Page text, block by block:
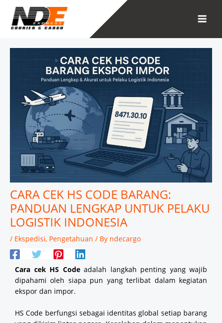
content
CARA CEK HS CODE BARANG:
PANDUAN LENGKAP UNTUK PELAKU
LOGISTIK INDONESIA
/ Ekspedisi, Pengetahuan / By ndecargo
Cara cek HS Codeadalah langkah penting yang wajib
dipahami oleh siapa pun yang terlibat dalam kegiatan
ekspor dan impor.
HS Code berfungsi sebagai identitas global setiap barang